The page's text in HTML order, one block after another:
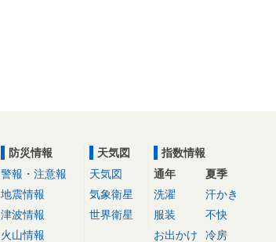
防災情報
警報・注意報
地震情報
津波情報
火山情報
天気図
天気図
気象衛星
世界衛星
指数情報
通年
洗濯
服装
お出かけ
夏季
汗かき
不快
冷房